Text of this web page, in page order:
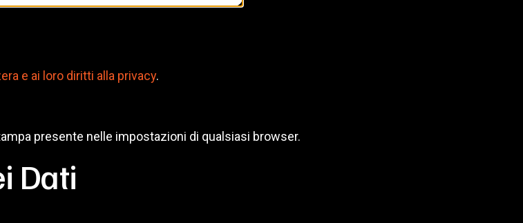
e ai loro diritti alla privacy.
presente nelle impostazioni di qualsiasi browser.
Dati